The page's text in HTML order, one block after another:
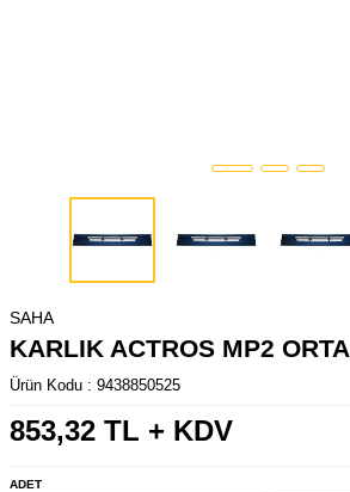
SAHA
KARLIK ACTROS MP2 ORTA
Ürün Kodu : 9438850525
853,32 TL + KDV
ADET